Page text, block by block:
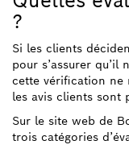
?
Si les clients
pour s’assurer
cette vérification ne
les avis clients sont
Sur le site web de
trois catégories